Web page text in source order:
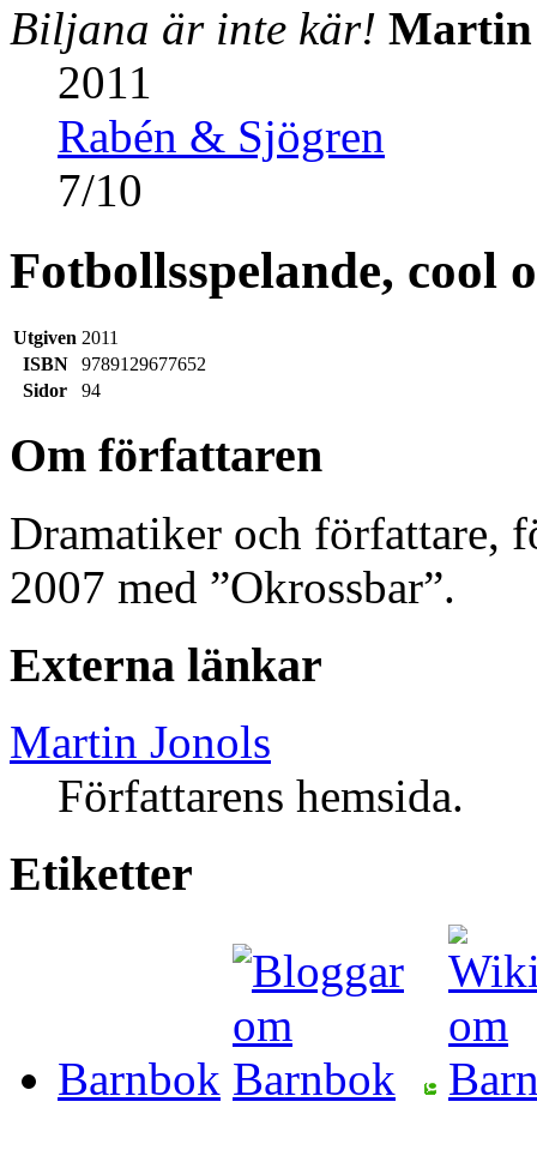
Biljana är inte kär! Martin
2011
Rabén & Sjögren
7/10
Fotbollsspelande, cool
Utgiven 2011
ISBN
9789129677652
Sidor
94
Om författaren
Dramatiker och författare,
2007 med ”Okrossbar”.
Externa länkar
Martin Jonols
Författarens hemsida.
Etiketter
Barnbok